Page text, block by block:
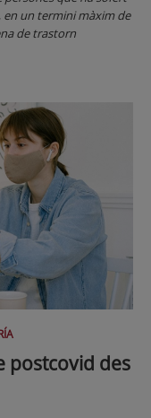
en un termini màxim de
de trastorn
postcovid des